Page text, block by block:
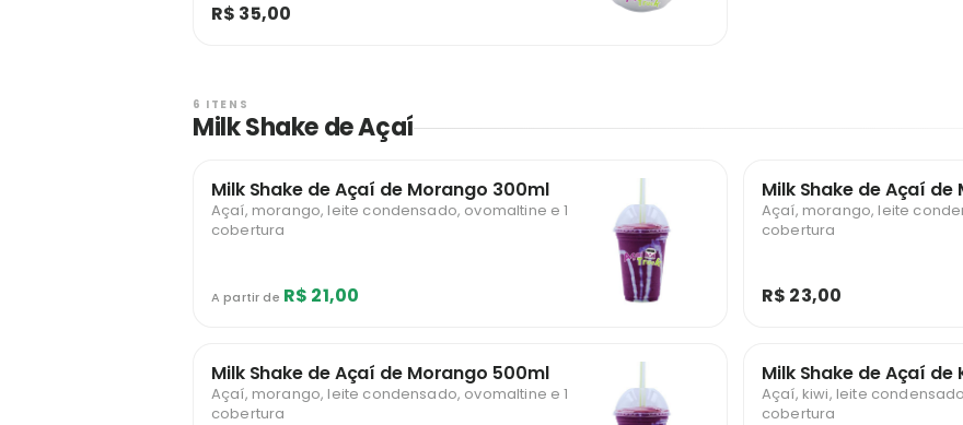
R$ 35,00
6 ITENS
Milk Shake de Açaí
Milk Shake de Açaí de Morango 300ml
Açaí, morango, leite condensado, ovomaltine e 1
cobertura
A partir de R$ 21,00
Milk Shake de Açaí
Açaí, morango, leite
cobertura
R$ 23,00
Milk Shake de Açaí de Morango 500ml
Açaí, morango, leite condensado, ovomaltine e 1
cobertura
Milk Shake de Açaí de
Açaí, kiwi, leite
cobertura